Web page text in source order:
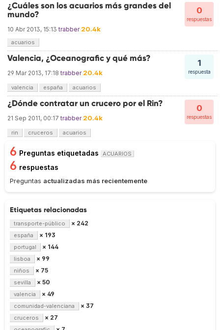
0
respuestas
¿Cuáles son los acuarios más grandes del
mundo?
10 Abr 2013, 15:13 trabber 20.4k
acuarios
1
respuesta
Valencia, ¿Oceanografic y qué más?
29 Mar 2013, 17:18 trabber 20.4k
valencia españa acuarios
0
respuestas
¿Dónde contratar un crucero por el Rin?
21 Sep 2011, 00:17 trabber 20.4k
rin cruceros acuarios
6 Preguntas etiquetadas ACUARIOS
6 respuestas
Preguntas actualizadas más recientemente
Etiquetas relacionadas
transporte-público × 242
españa × 193
portugal × 144
lisboa × 99
niños × 75
sevilla × 50
valencia × 49
comunidad-valenciana × 37
cruceros × 27